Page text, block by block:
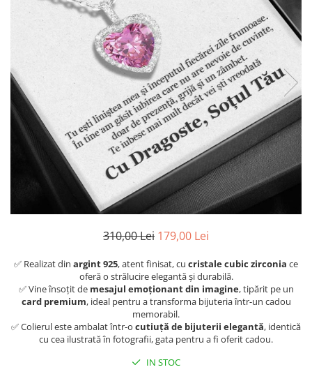
310,00 Lei 179,00 Lei
✅ Realizat din argint 925, atent finisat, cu cristale cubic zirconia ce
oferă o strălucire elegantă și durabilă.
✅ Vine însoțit de mesajul emoționant din imagine, tipărit pe un
card premium, ideal pentru a transforma bijuteria într-un cadou
memorabil.
✅ Colierul este ambalat într-o cutiuță de bijuterii elegantă, identică
cu cea ilustrată în fotografii, gata pentru a fi oferit cadou.
IN STOC